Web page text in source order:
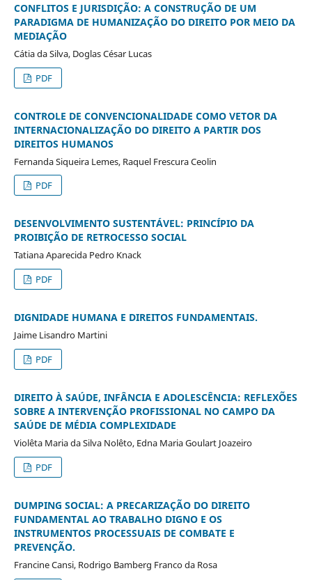
CONFLITOS E JURISDIÇÃO: A CONSTRUÇÃO DE UM
PARADIGMA DE HUMANIZAÇÃO DO DIREITO POR MEIO DA
MEDIAÇÃO
Cátia da Silva, Doglas César Lucas
PDF
CONTROLE DE CONVENCIONALIDADE COMO VETOR DA
INTERNACIONALIZAÇÃO DO DIREITO A PARTIR DOS
DIREITOS HUMANOS
Fernanda Siqueira Lemes, Raquel Frescura Ceolin
PDF
DESENVOLVIMENTO SUSTENTÁVEL: PRINCÍPIO DA
PROIBIÇÃO DE RETROCESSO SOCIAL
Tatiana Aparecida Pedro Knack
PDF
DIGNIDADE HUMANA E DIREITOS FUNDAMENTAIS.
Jaime Lisandro Martini
PDF
DIREITO À SAÚDE, INFÂNCIA E ADOLESCÊNCIA: REFLEXÕES
SOBRE A INTERVENÇÃO PROFISSIONAL NO CAMPO DA
SAÚDE DE MÉDIA COMPLEXIDADE
Violêta Maria da Silva Nolêto, Edna Maria Goulart Joazeiro
PDF
DUMPING SOCIAL: A PRECARIZAÇÃO DO DIREITO
FUNDAMENTAL AO TRABALHO DIGNO E OS
INSTRUMENTOS PROCESSUAIS DE COMBATE E
PREVENÇÃO.
Francine Cansi, Rodrigo Bamberg Franco da Rosa